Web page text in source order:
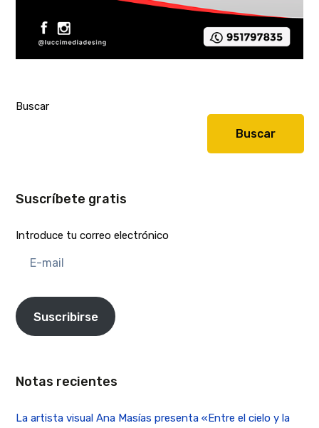
Buscar
Buscar
Suscríbete gratis
Introduce tu correo electrónico
mail
Suscribirse
Notas recientes
La artista visual Ana Masías presenta «Entre el cielo y la